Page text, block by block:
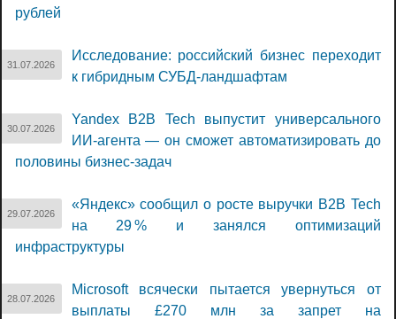
рублей
31.07.2026
Исследование: российский бизнес переходит
к гибридным СУБД-ландшафтам
30.07.2026
Yandex B2B Tech выпустит универсального
ИИ-агента — он сможет автоматизировать до
половины бизнес-задач
29.07.2026
«Яндекс» сообщил о росте выручки B2B Tech
на 29 % и занялся оптимизаций
инфраструктуры
28.07.2026
Microsoft всячески пытается увернуться от
выплаты £270 млн за запрет на